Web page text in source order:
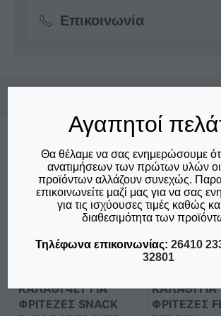
Επικοινωνία
ΚΑΛΑΘΙ 4LT ΓΙΑ
ΦΡΙΤΕΖΕΣ SNACK
ΚΑΛΑΘΙ ΓΙΑ
ΦΡΙΤΕΖΕΣ
Αγαπητοί
Θα θέλαμε να σας ενημερώσουμε
ανατιμήσεων των πρώτων υλών οι
προϊόντων αλλάζουν συνεχώς.
επικοινωνείτε μαζί μας για να σας
για τις ισχύουσες τιμές καθώς
διαθεσιμότητα των
Τηλέφωνα επικοινωνίας: 26410
32801